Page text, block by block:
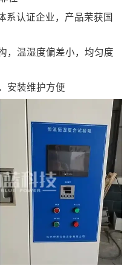
认证企业，产品荣获国
温湿度偏差小，均匀度
安装维护方便